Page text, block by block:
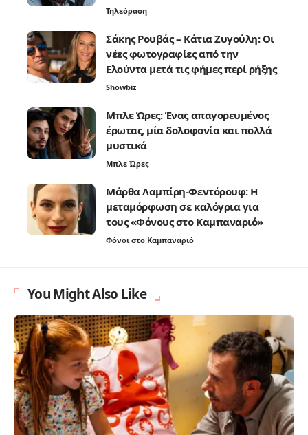
Τηλεόραση
Σάκης Ρουβάς – Κάτια Ζυγούλη: Οι
νέες φωτογραφίες από την
Ελούντα μετά τις φήμες περί ρήξης
Showbiz
Μπλε Ώρες: Ένας απαγορευμένος
έρωτας, μία δολοφονία και πολλά
μυστικά
Μπλε Ώρες
Μάρθα Λαμπίρη-Φεντόρουφ: Η
μεταμόρφωση σε καλόγρια για
τους «Φόνους στο Καμπαναριό»
Φόνοι στο Καμπαναριό
You Might Also Like